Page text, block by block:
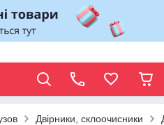
Двірники, склоочисники